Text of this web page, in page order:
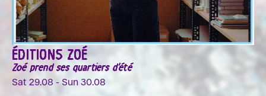
ÉDITIONS ZOÉ
Zoé prend ses quartiers d'été
Sat 29.08 - Sun 30.08